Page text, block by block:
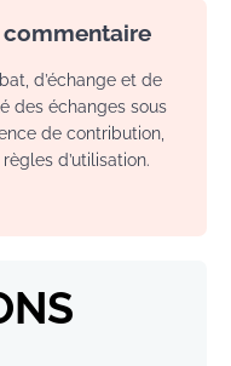
commentaire
d’échange et de
des échanges sous
de contribution,
d’utilisation.